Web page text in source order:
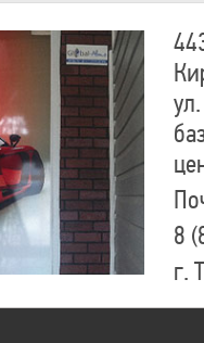
8
г.
8